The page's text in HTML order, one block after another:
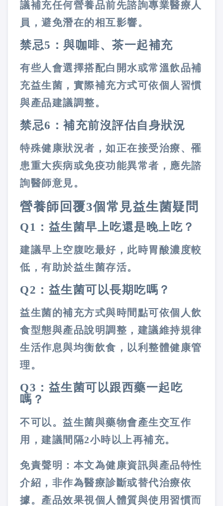
議補充任何營養品前先諮詢專業醫療人
員，避免潛在的相互影響。
禁忌5：與咖啡、茶一起補充
有些人會選擇搭配白開水或常溫飲品補
充益生菌，實際補充方式可依個人習慣
與產品建議調整。
禁忌6：補充前沒評估自身狀況
特殊健康狀況者，如正在接受治療、罹
患重大疾病或免疫功能異常者，應先諮
詢醫師意見。
營養師回覆3個常見益生菌疑問
Q1：益生菌早上吃還是晚上吃？
建議早上空腹吃最好，此時胃酸濃度較
低，有助於益生菌存活。
Q2：益生菌可以長期吃嗎？
益生菌的補充方式與時間點可依個人飲
食型態與產品說明調整，建議維持規律
生活作息與均衡飲食，以利整體健康管
理。
Q3：益生菌可以跟西藥一起吃
嗎？
不可以。益生菌與藥物會產生交互作
用，建議間隔2小時以上再補充。
免責聲明：本文為健康資訊與產品特性
介紹，非作為醫療診斷或替代治療依
據。產品效果視個人體質與使用習慣而